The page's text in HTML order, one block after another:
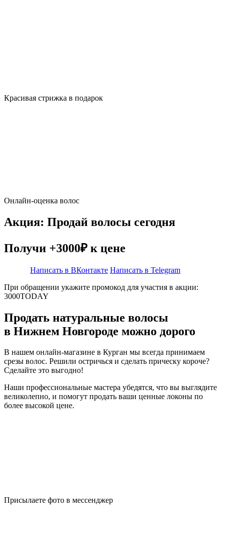
Красивая стрижка в подарок
Онлайн-оценка волос
Акция: Продай волосы сегодня
Получи +3000₽ к цене
Написать в ВКонтакте Написать в Telegram
При обращении укажите промокод для участия в акции:
3000TODAY
Продать натуральные волосы
в Нижнем Новгороде можно дорого
В нашем онлайн-магазине в Курган мы всегда принимаем
срезы волос. Решили остричься и сделать прическу короче?
Сделайте это выгодно!
Наши профессиональные мастера убедятся, что вы выглядите
великолепно, и помогут продать ваши ценные локоны по
более высокой цене.
Присылаете фото в мессенджер